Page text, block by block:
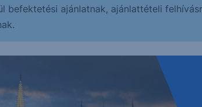
befektetési ajánlatnak, ajánlattételi